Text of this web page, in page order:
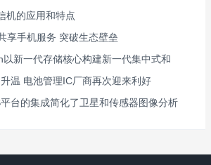
机的应用和特点
享手机服务 突破生态壁垒
新一代存储核心构建新一代集中式和
温 电池管理IC厂商再次迎来利好
台的集成简化了卫星和传感器图像分析